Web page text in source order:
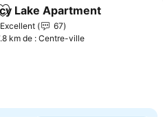
Ajouter à mes favoris
Lake Apartment
Excellent
67
km de : Centre-ville